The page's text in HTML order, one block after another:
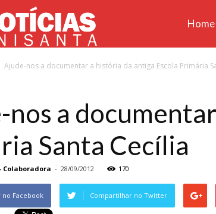
Unisanta
Home
Ajude-nos a documentar a história da antiga Escola Primária
a
Santa Cecília
Colaboradora - 28/09/2012 170
Facebook Compartilhar no Twitter